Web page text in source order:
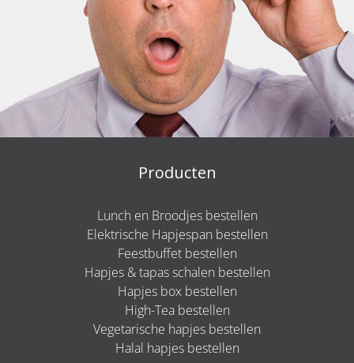
Producten
Lunch en Broodjes bestellen
Elektrische Hapjespan bestellen
Feestbuffet bestellen
Hapjes & tapas schalen bestellen
Hapjes box bestellen
High-Tea bestellen
Vegetarische hapjes bestellen
Halal hapjes bestellen